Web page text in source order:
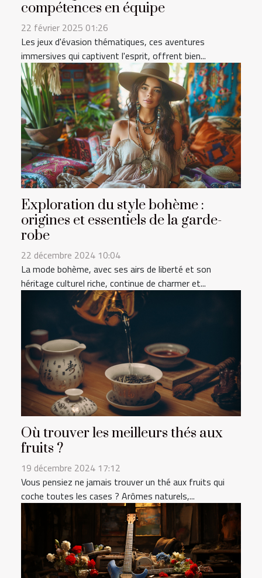
compétences en équipe
22 février 2025 01:26
Les jeux d'évasion thématiques, ces aventures
immersives qui captivent l'esprit, offrent bien...
Exploration du style bohème :
origines et essentiels de la garde-
robe
22 décembre 2024 10:04
La mode bohème, avec ses airs de liberté et son
héritage culturel riche, continue de charmer et...
Où trouver les meilleurs thés aux
fruits ?
19 décembre 2024 17:12
Vous pensiez ne jamais trouver un thé aux fruits qui
coche toutes les cases ? Arômes naturels,...